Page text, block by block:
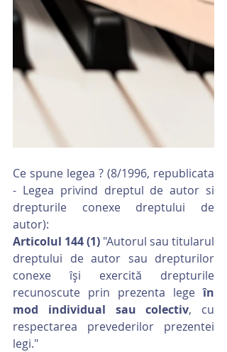
Ce spune legea ? (8/1996, republicata
- Legea privind dreptul de autor si
drepturile conexe dreptului de
autor):
Articolul 144 (1) "Autorul sau titularul
dreptului de autor sau drepturilor
conexe își exercită drepturile
recunoscute prin prezenta lege în
mod individual sau colectiv, cu
respectarea prevederilor prezentei
legi."